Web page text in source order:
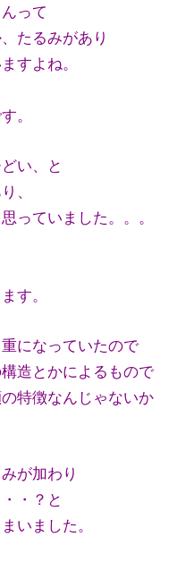
って
たるみがあり
すよね。
。
い、と
、
っていました。。。
す。
になっていたので
造とかによるもので
特徴なんじゃないか
が加わり
・？と
いました。